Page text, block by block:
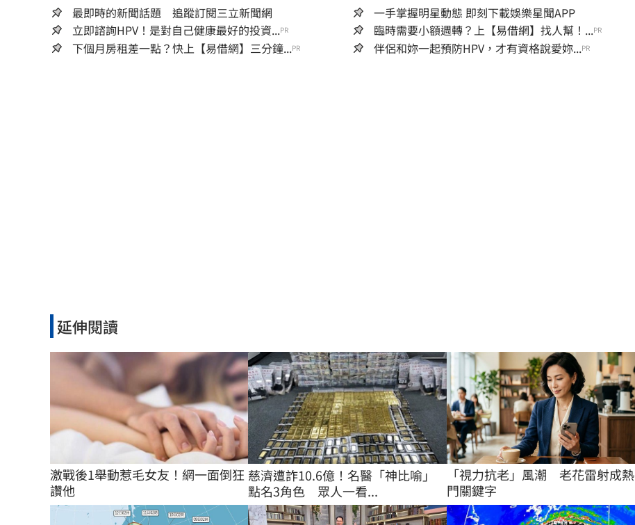
最即時的新聞話題 追蹤訂閱三立新聞網
一手掌握明星動態 即刻下載娛樂星聞APP
立即諮詢HPV！是對自己健康最好的投資...PR 臨時需要小額週轉？上【易借網】找人幫！...PR
下個月房租差一點？快上【易借網】三分鐘...PR 伴侶和妳一起預防HPV，才有資格說愛妳...PR
延伸閱讀
激戰後1舉動惹毛女友！網一面倒狂
讚他
慈濟遭詐10.6億！名醫「神比喻」
點名3角色 眾人一看...
「視力抗老」風潮　老花雷射成熱
門關鍵字